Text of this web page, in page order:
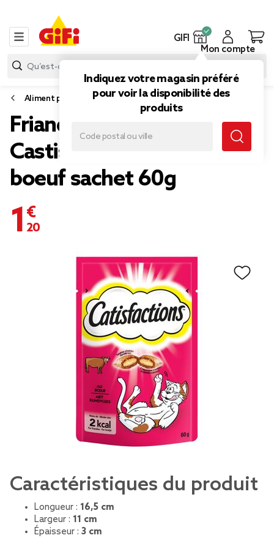
GIFI
Indiquez votre magasin préféré
pour voir la disponibilité des
produits
Mon compte
Aliment pour chat
Friandise pour chat
Castisfactions saveur
boeuf sachet 60g
1,20 €
Caractéristiques du produit
Longueur : 16,5 cm
Largeur : 11 cm
Épaisseur : 3 cm